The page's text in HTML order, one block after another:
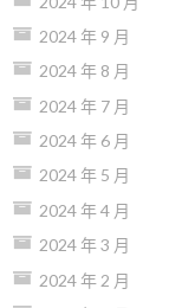
2024 年 9 月
2024 年 8 月
2024 年 7 月
2024 年 6 月
2024 年 5 月
2024 年 4 月
2024 年 3 月
2024 年 2 月